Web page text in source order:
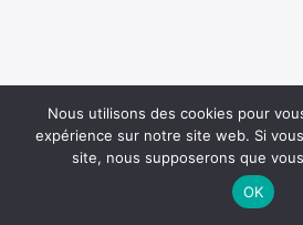
Nous utilisons des cookies pour
expérience sur notre site web. Si
site, nous supposerons que
OK